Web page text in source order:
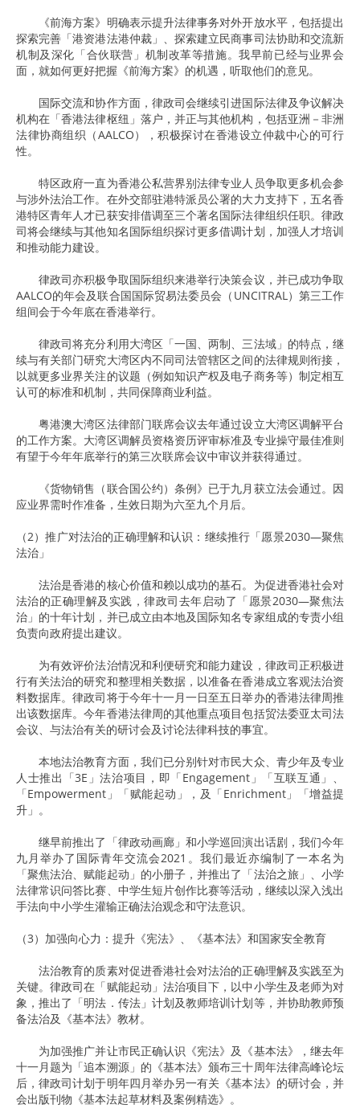
《前海方案》明确表示提升法律事务对外开放水平，包括提出
探索完善「港资港法港仲裁」、探索建立民商事司法协助和交流新
机制及深化「合伙联营」机制改革等措施。我早前已经与业界会
面，就如何更好把握《前海方案》的机遇，听取他们的意见。
国际交流和协作方面，律政司会继续引进国际法律及争议解决
机构在「香港法律枢纽」落户，并正与其他机构，包括亚洲－非洲
法律协商组织（AALCO），积极探讨在香港设立仲裁中心的可行
性。
特区政府一直为香港公私营界别法律专业人员争取更多机会参
与涉外法治工作。在外交部驻港特派员公署的大力支持下，五名香
港特区青年人才已获安排借调至三个著名国际法律组织任职。律政
司将会继续与其他知名国际组织探讨更多借调计划，加强人才培训
和推动能力建设。
律政司亦积极争取国际组织来港举行决策会议，并已成功争取
AALCO的年会及联合国国际贸易法委员会（UNCITRAL）第三工作
组间会于今年底在香港举行。
律政司将充分利用大湾区「一国、两制、三法域」的特点，继
续与有关部门研究大湾区内不同司法管辖区之间的法律规则衔接，
以就更多业界关注的议题（例如知识产权及电子商务等）制定相互
认可的标准和机制，共同保障商业利益。
粤港澳大湾区法律部门联席会议去年通过设立大湾区调解平台
的工作方案。大湾区调解员资格资历评审标准及专业操守最佳准则
有望于今年年底举行的第三次联席会议中审议并获得通过。
《货物销售（联合国公约）条例》已于九月获立法会通过。因
应业界需时作准备，生效日期为六至九个月后。
（2）推广对法治的正确理解和认识：继续推行「愿景2030—聚焦
法治」
法治是香港的核心价值和赖以成功的基石。为促进香港社会对
法治的正确理解及实践，律政司去年启动了「愿景2030—聚焦法
治」的十年计划，并已成立由本地及国际知名专家组成的专责小组
负责向政府提出建议。
为有效评价法治情况和利便研究和能力建设，律政司正积极进
行有关法治的研究和整理相关数据，以准备在香港成立客观法治资
料数据库。律政司将于今年十一月一日至五日举办的香港法律周推
出该数据库。今年香港法律周的其他重点项目包括贸法委亚太司法
会议、与法治有关的研讨会及讨论法律科技的事宜。
本地法治教育方面，我们已分别针对市民大众、青少年及专业
人士推出「3E」法治项目，即「Engagement」「互联互通」、
「Empowerment」「赋能起动」，及「Enrichment」「增益提
升」。
继早前推出了「律政动画廊」和小学巡回演出话剧，我们今年
九月举办了国际青年交流会2021。我们最近亦编制了一本名为
「聚焦法治、赋能起动」的小册子，并推出了「法治之旅」、小学
法律常识问答比赛、中学生短片创作比赛等活动，继续以深入浅出
手法向中小学生灌输正确法治观念和守法意识。
（3）加强向心力：提升《宪法》、《基本法》和国家安全教育
法治教育的质素对促进香港社会对法治的正确理解及实践至为
关键。律政司在「赋能起动」法治项目下，以中小学生及老师为对
象，推出了「明法．传法」计划及教师培训计划等，并协助教师预
备法治及《基本法》教材。
为加强推广并让市民正确认识《宪法》及《基本法》，继去年
十一月题为「追本溯源」的《基本法》颁布三十周年法律高峰论坛
后，律政司计划于明年四月举办另一有关《基本法》的研讨会，并
会出版刊物《基本法起草材料及案例精选》。